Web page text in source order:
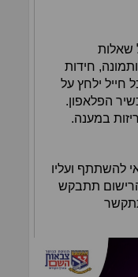
שאלות
חידות
חייל ילחץ על
הפלאפון.
במענה.
להשתתף ועליו
תתבקש